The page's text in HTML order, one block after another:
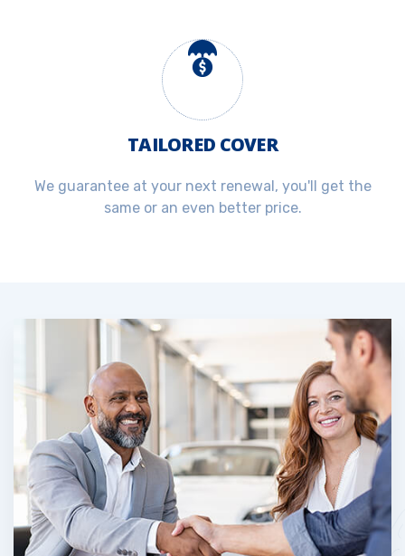
TAILORED COVER
We guarantee at your next renewal, you'll get the
same or an even better price.